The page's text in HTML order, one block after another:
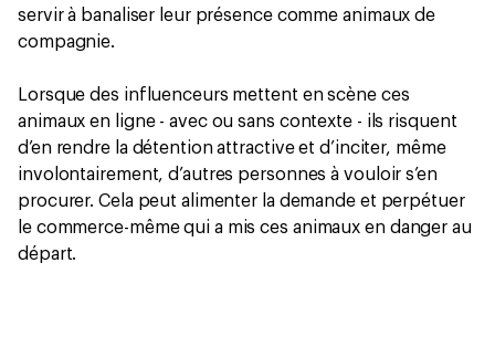
servir à banaliser leur présence comme animaux de
compagnie.
Lorsque des influenceurs mettent en scène ces
animaux en ligne - avec ou sans contexte - ils risquent
d’en rendre la détention attractive et d’inciter, même
involontairement, d’autres personnes à vouloir s’en
procurer. Cela peut alimenter la demande et perpétuer
le commerce-même qui a mis ces animaux en danger au
départ.